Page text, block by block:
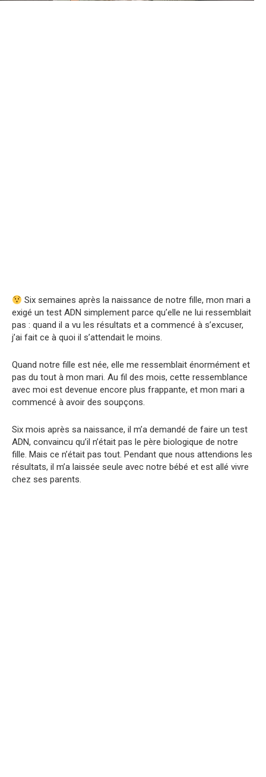
Six semaines après la naissance de notre fille, mon mari a
exigé un test ADN simplement parce qu’elle ne lui ressemblait
pas : quand il a vu les résultats et a commencé à s’excuser,
j’ai fait ce à quoi il s’attendait le moins.
Quand notre fille est née, elle me ressemblait énormément et
pas du tout à mon mari. Au fil des mois, cette ressemblance
avec moi est devenue encore plus frappante, et mon mari a
commencé à avoir des soupçons.
Six mois après sa naissance, il m’a demandé de faire un test
ADN, convaincu qu’il n’était pas le père biologique de notre
fille. Mais ce n’était pas tout. Pendant que nous attendions les
résultats, il m’a laissée seule avec notre bébé et est allé vivre
chez ses parents.